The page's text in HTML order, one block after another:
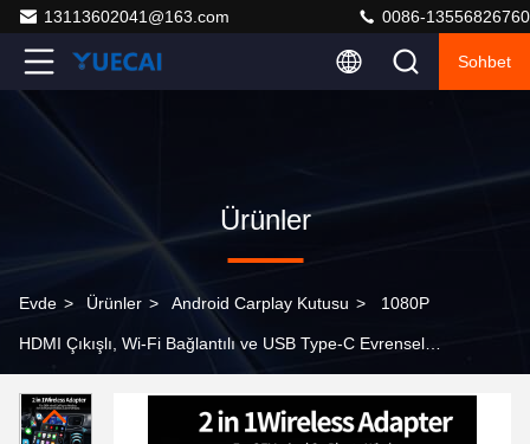
13113602041@163.com 0086-13556826760
Sohbet
Ürünler
Evde > Ürünler > Android Carplay Kutusu > 1080P
HDMI Çıkışlı, Wi-Fi Bağlantılı ve USB Type-C Evrensel